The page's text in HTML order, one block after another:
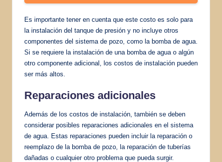
Es importante tener en cuenta que este costo es solo para
la instalación del tanque de presión y no incluye otros
componentes del sistema de pozo, como la bomba de agua.
Si se requiere la instalación de una bomba de agua o algún
otro componente adicional, los costos de instalación pueden
ser más altos.
Reparaciones adicionales
Además de los costos de instalación, también se deben
considerar posibles reparaciones adicionales en el sistema
de agua. Estas reparaciones pueden incluir la reparación o
reemplazo de la bomba de pozo, la reparación de tuberías
dañadas o cualquier otro problema que pueda surgir.